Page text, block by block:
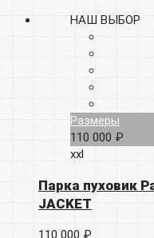
НАШ ВЫБОР
Размеры
110 000 ₽
xxl
Парка пуховик
JACKET
110 000 ₽